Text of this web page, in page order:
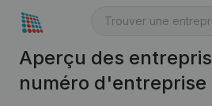
Aperçu des
numéro d'entreprise